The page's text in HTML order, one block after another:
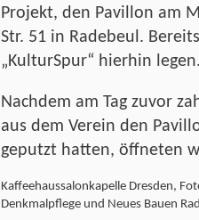
Projekt, den Pavillon am
Str. 51 in Radebeul.
„KulturSpur“ hierhin
Nachdem am Tag zuvor
aus dem Verein den
geputzt hatten, öffneten
Kaffeehaussalonkapelle Dresden,
Denkmalpflege und Neues Bauen